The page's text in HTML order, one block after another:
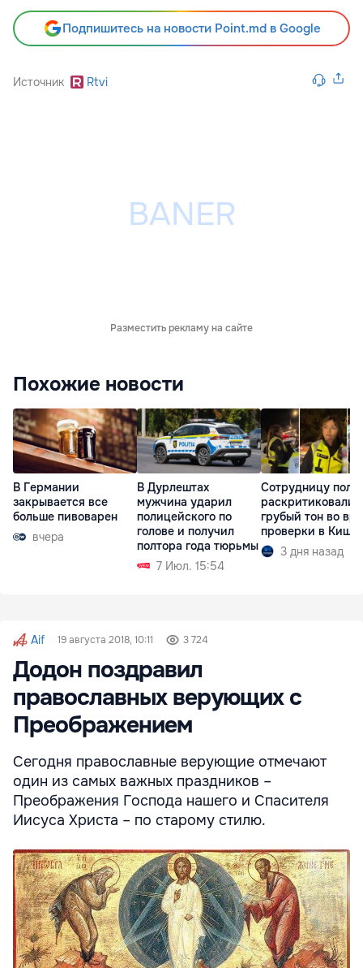
Подпишитесь на новости Point.md в Google
Источник Rtvi
Разместить рекламу на сайте
Похожие новости
В Германии
закрывается все
больше пивоварен
вчера
В Дурлештах
мужчина ударил
полицейского по
голове и получил
полтора года тюрьмы
7 Июл. 15:54
Сотрудницу
раскритиковали
грубый тон во
проверки в
3 дня назад
Aif 19 августа 2018, 10:11 3 724
Додон поздравил
православных верующих с
Преображением
Сегодня православные верующие отмечают
один из самых важных праздников –
Преображения Господа нашего и Спасителя
Иисуса Христа – по старому стилю.